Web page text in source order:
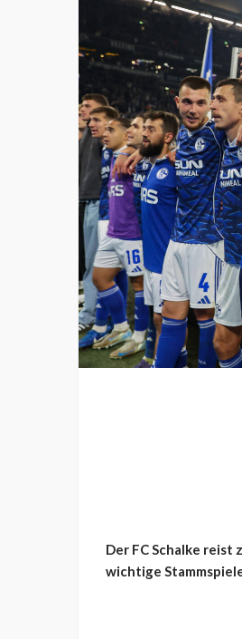
Der FC Schalke reist
wichtige